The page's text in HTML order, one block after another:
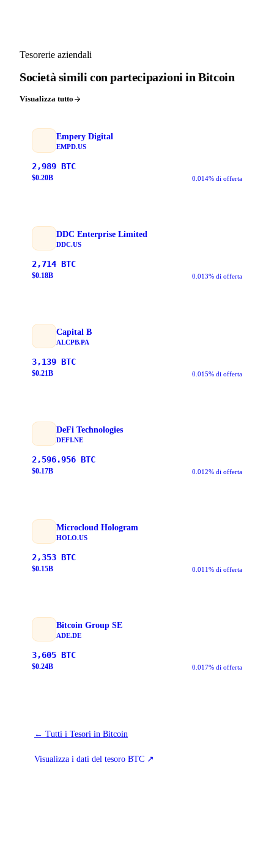
Tesorerie aziendali
Società simili con partecipazioni in Bitcoin
Visualizza tutto
Empery Digital
EMPD.US
2,989 BTC
$0.20B 0.014% di offerta
DDC Enterprise Limited
DDC.US
2,714 BTC
$0.18B 0.013% di offerta
Capital B
ALCPB.PA
3,139 BTC
$0.21B 0.015% di offerta
DeFi Technologies
DEFI.NE
2,596.956 BTC
$0.17B 0.012% di offerta
Microcloud Hologram
HOLO.US
2,353 BTC
$0.15B 0.011% di offerta
Bitcoin Group SE
ADE.DE
3,605 BTC
$0.24B 0.017% di offerta
← Tutti i Tesori in Bitcoin
Visualizza i dati del tesoro BTC ↗